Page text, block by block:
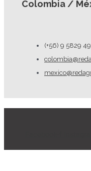
Colombia /
(+56) 9 5829